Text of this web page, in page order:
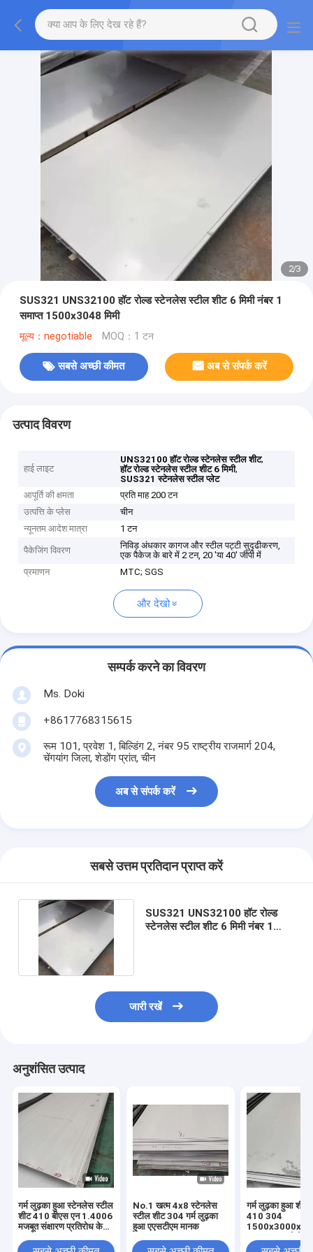
2/3
SUS321 UNS32100 हॉट रोल्ड स्टेनलेस स्टील शीट 6 मिमी नंबर 1
समाप्त 1500x3048 मिमी
मूल्य：negotiable MOQ：1 टन
सबसे अच्छी कीमत अब से संपर्क करें
उत्पाद विवरण
हाई लाइट
UNS32100 हॉट रोल्ड स्टेनलेस स्टील शीट,
हॉट रोल्ड स्टेनलेस स्टील शीट 6 मिमी,
SUS321 स्टेनलेस स्टील प्लेट
आपूर्ति की क्षमता
प्रति माह 200 टन
उत्पत्ति के प्लेस
चीन
न्यूनतम आदेश मात्रा
1 टन
पैकेजिंग विवरण
निविड़ अंधकार कागज और स्टील पट्टी सुदृढीकरण,
एक पैकेज के बारे में 2 टन, 20 'या 40' जीपी में
प्रमाणन
MTC; SGS
और देखो
सम्पर्क करने का विवरण
Ms. Doki
+8617768315615
रूम 101, प्रवेश 1, बिल्डिंग 2, नंबर 95 राष्ट्रीय राजमार्ग 204,
चेंगयांग जिला, शेडोंग प्रांत, चीन
अब से संपर्क करें
सबसे उत्तम प्रतिदान प्राप्त करें
SUS321 UNS32100 हॉट रोल्ड
स्टेनलेस स्टील शीट 6 मिमी नंबर 1
जारी रखें
अनुशंसित उत्पाद
गर्म लुढ़का हुआ स्टेनलेस स्टील
शीट 410 बीएस एन 1.4006
मजबूत संक्षारण प्रतिरोध के
No.1 खत्म 4x8 स्टेनलेस
स्टील शीट 304 गर्म लुढ़का
हुआ एएसटीएम मानक
गर्म लुढ़का हुआ शीट
410 304
1500x3000x3.5